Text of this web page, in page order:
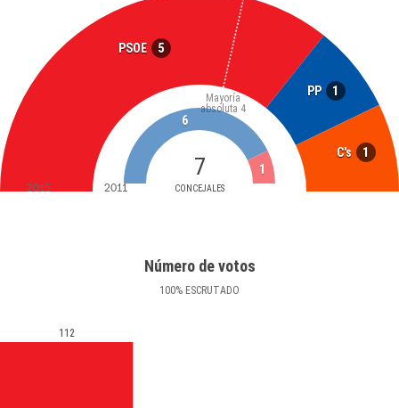
PSOE 5
PP 1
C's 1
7
CONCEJALES
Mayoría
absoluta 4
6
1
2015 2011
Número de votos
100% ESCRUTADO
112